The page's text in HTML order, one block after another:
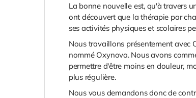
La bonne nouvelle est, qu'à travers
ont découvert que la thérapie par
ses activités physiques et scolaires
Nous travaillons présentement avec
nommé Oxynova. Nous avons
permettre d'être moins en douleur,
plus régulière.
Nous vous demandons donc de